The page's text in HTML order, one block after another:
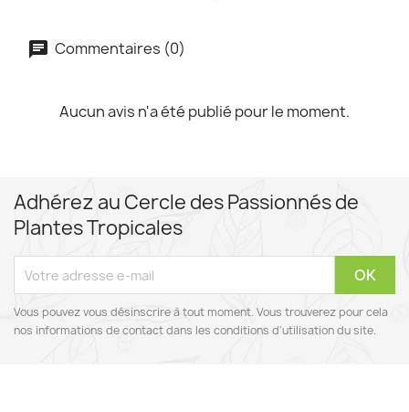
Commentaires (0)
Aucun avis n'a été publié pour le moment.
Adhérez au Cercle des Passionnés de
Plantes Tropicales
Vous pouvez vous désinscrire à tout moment. Vous trouverez pour cela
nos informations de contact dans les conditions d'utilisation du site.